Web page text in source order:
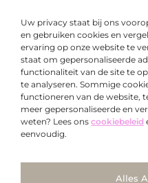
Uw privacy staat bij ons
en gebruiken cookies en
ervaring op onze website te
staat om gepersonaliseerde
functionaliteit van de site te
te analyseren. Sommige
functioneren van de website,
meer gepersonaliseerde en
weten? Lees ons cookiebeleid
eenvoudig.
Alles
Over
Bedrijf
“Ontdek een wereld van
je zowel inspireren als
Bij Exclusiefbedrijf.nl draait
kwalitatieve inzichten en
verrijken en je uitdagen om